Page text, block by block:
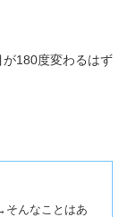
180度変わるはず
そんなことはあ